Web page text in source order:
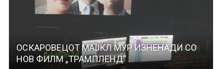
ОСКАРОВЕЦОТ МАЈКЛ МУР ИЗНЕНАДИ СО
НОВ ФИЛМ „ТРАМПЛЕНД“